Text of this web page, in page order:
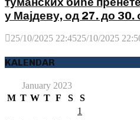
у Мајдеву, од 27. до 30.
25/10/2025 22:4525/10/2025
KALENDAR
January 2023
M T W T F S
S
1